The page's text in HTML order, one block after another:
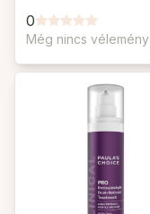
0
Még nincs vélemény